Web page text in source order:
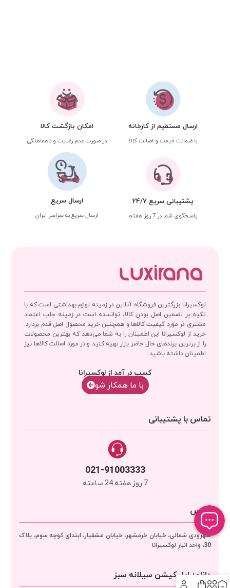
ارسال مستقیم از کارخانه
با ضمانت قیمت و اصالت کالا
امکان بازگشت کالا
در صورت عدم رضایت و ناهماهنگی
پشتیبانی سریع 24/7
پاسخگوی شما در 7 روز هفته
ارسال سریع
ارسال سریع به سراسر ایران
لوکسیرانا بزرگترین فروشگاه آنلاین در زمینه لوازم بهداشتی است که با
تکیه بر تضمین اصل بودن کالا، توانسته است در زمینه جلب اعتماد
مشتری در مورد کیفیت کالاها و همچنین خرید محصول اصل قدم بردارد.
خرید از لوکسیرانا این اطمینان را به شما می‌دهد که بهترین محصولات
را از برترین برندهای حال حاضر بازار تهیه کنید و در مورد اصالت کالاها نیز
اطمینان داشته باشید.
کسب در آمد از لوکسیرانا
با‌‌ ما همکار شو
تماس با پشتیبانی
021-91003333
7 روز هفته 24 ساعته
آدرس
سهرودی شمالی، خیابان خرمشهر، خیابان عشقیار، ابتدای کوچه سوم، پلاک
30، واحد انبار
لوکسیرانا
دانلود اپلیکیشن سیلانه سبز